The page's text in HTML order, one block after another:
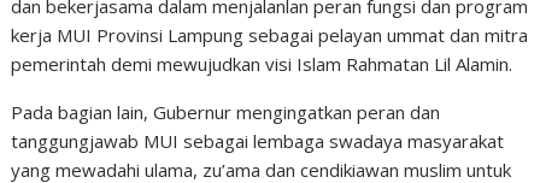
dan bekerjasama dalam menjalanlan peran fungsi dan program
kerja MUI Provinsi Lampung sebagai pelayan ummat dan mitra
pemerintah demi mewujudkan visi Islam Rahmatan Lil Alamin.
Pada bagian lain, Gubernur mengingatkan peran dan
tanggungjawab MUI sebagai lembaga swadaya masyarakat
yang mewadahi ulama, zu’ama dan cendikiawan muslim untuk